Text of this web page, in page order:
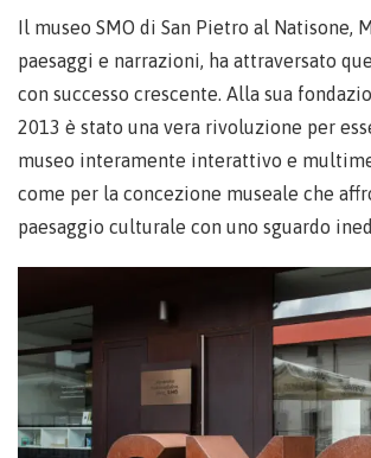
Il museo SMO di San Pietro al Natisone,
paesaggi e narrazioni, ha attraversato
con successo crescente. Alla sua
2013 è stato una vera rivoluzione per
museo interamente interattivo e
come per la concezione museale che
paesaggio culturale con uno sguardo